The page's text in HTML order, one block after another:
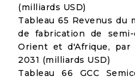
(milliards USD)
Tableau 65 Revenus du
de fabrication de
Orient et d'Afrique,
2031 (milliards USD)
Tableau 66 GCC